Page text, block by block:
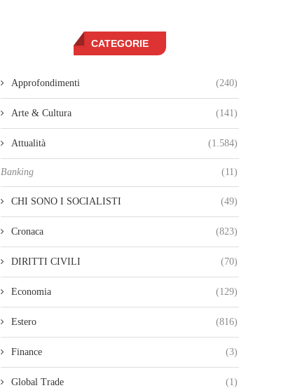
CATEGORIE
Approfondimenti (240)
Arte & Cultura (141)
Attualità (1.584)
Banking (11)
CHI SONO I SOCIALISTI (49)
Cronaca (823)
DIRITTI CIVILI (70)
Economia (129)
Estero (816)
Finance (3)
Global Trade (1)